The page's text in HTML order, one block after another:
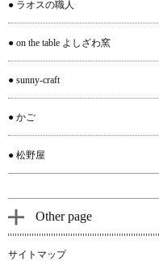
● ラオスの職人
● on the table よしざわ窯
● sunny-craft
● かご
● 松野屋
Other page
サイトマップ